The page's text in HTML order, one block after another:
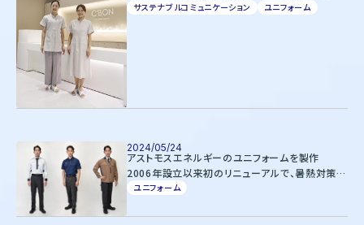
〒102－8115
東京都千代田区飯田橋二丁目10－10
TEL：03-5226-1333
Copyright(C)2025 Onward Corporate Design CO., Ltd.
電子公告（2024年3月28日以前）
レートタイプも新たに採用 旧制服はアップサイ
サステナブルコミュニケーション ユニフォーム
2024/05/24
アストモスエネルギーのユニフォームを製作
2006年設立以来初のリニューアルで、暑熱対策な
どの機能性を向上しつつ、接客時にも着用可能な
ユニフォーム